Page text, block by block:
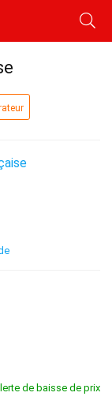
de baisse de prix